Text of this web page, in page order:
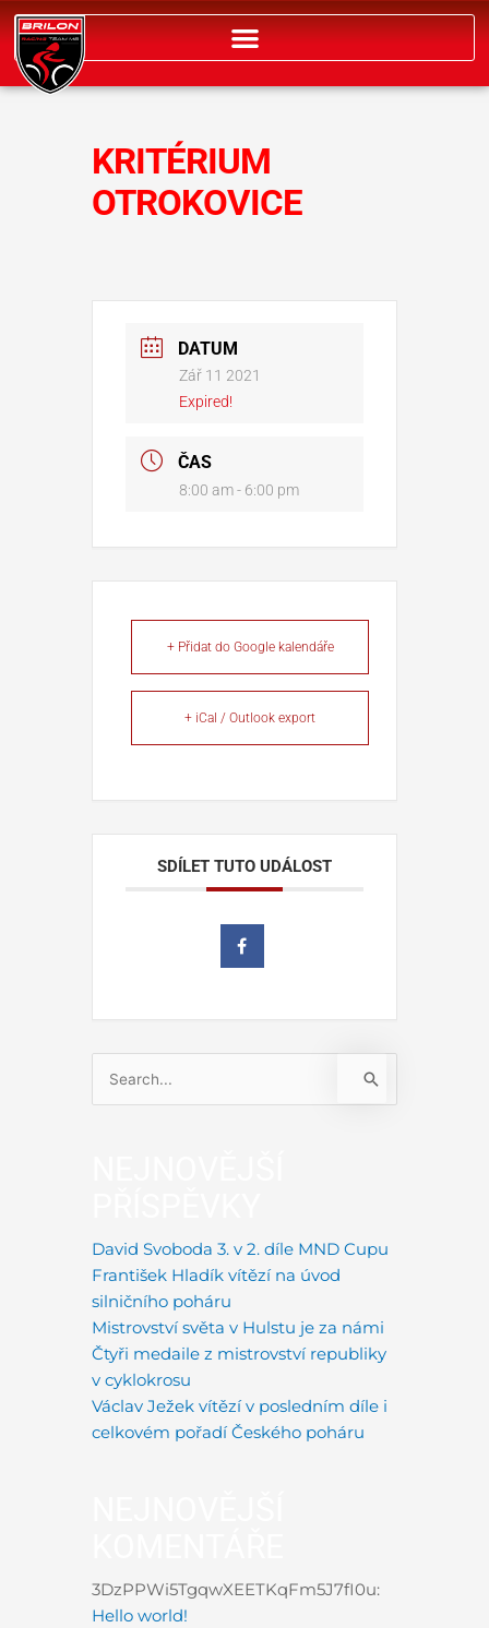
Přeskočit
na
obsah
KRITÉRIUM
OTROKOVICE
DATUM
Zář 11 2021
Expired!
ČAS
8:00 am - 6:00 pm
+ Přidat do Google kalendáře
+ iCal / Outlook export
SDÍLET TUTO UDÁLOST
Vyhledat
pro:
David Svoboda 3. v 2. díle MND Cupu
František Hladík vítězí na úvod
silničního poháru
Mistrovství světa v Hulstu je za námi
Čtyři medaile z mistrovství republiky
v cyklokrosu
Václav Ježek vítězí v posledním díle i
celkovém pořadí Českého poháru
3DzPPWi5TgqwXEETKqFm5J7fI0u:
Hello world!